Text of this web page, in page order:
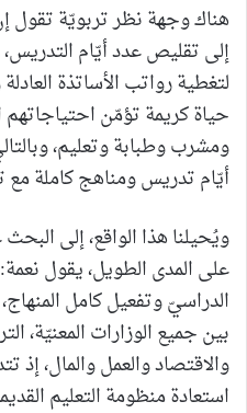
هناك وجهة نظر تربويّة تقول
إلى تقليص عدد أيّام التدريس،
لتغطية رواتب الأساتذة
حياة كريمة تؤمّن احتياجاتهم
ومشرب وطبابة وتعليم،
أيّام تدريس ومناهج كاملة مع
ويُحيلنا هذا الواقع، إلى
على المدى الطويل، يقول نعمة:
الدراسيّ وتفعيل كامل
بين جميع الوزارات المعنيّة،
والاقتصاد والعمل والمال، إذ
استعادة منظومة التعليم